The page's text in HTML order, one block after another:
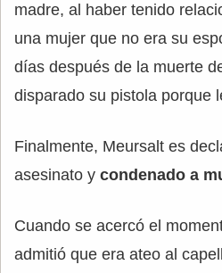
madre, al haber tenido
una mujer que no era su
días después de la muerte
disparado su pistola porque
Finalmente, Meursalt es
asesinato y condenado a
Cuando se acercó el
admitió que era ateo al